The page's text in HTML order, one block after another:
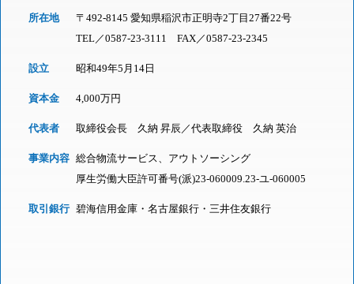
所在地
〒492-8145 愛知県稲沢市正明寺2丁目27番22号
TEL／0587-23-3111 FAX／0587-23-2345
設立 昭和49年5月14日
資本金 4,000万円
代表者 取締役会長 久納 昇辰／代表取締役 久納 英治
事業内容 総合物流サービス、アウトソーシング
厚生労働大臣許可番号(派)23-060009.23-ユ-060005
取引銀行 碧海信用金庫・名古屋銀行・三井住友銀行